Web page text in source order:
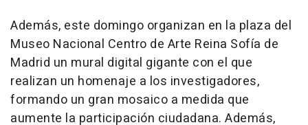
Además, este domingo organizan en la plaza del
Museo Nacional Centro de Arte Reina Sofía de
Madrid un mural digital gigante con el que
realizan un homenaje a los investigadores,
formando un gran mosaico a medida que
aumente la participación ciudadana. Además,